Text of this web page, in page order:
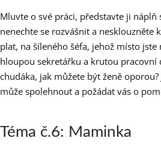
Mluvte o své práci, představte ji náplň
nenechte se rozvášnit a nesklouzněte
plat, na šíleného šéfa, jehož místo
hloupou sekretářku a krutou pracovní
chudáka, jak můžete být ženě oporou?
může spolehnout a požádat vás o
Téma č.6: Maminka